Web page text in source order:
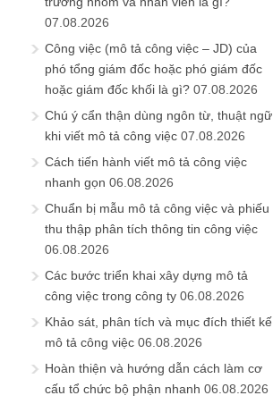
07.08.2026
Công việc (mô tả công việc – JD) của
phó tổng giám đốc hoặc phó giám đốc
hoặc giám đốc khối là gì? 07.08.2026
Chú ý cẩn thận dùng ngôn từ, thuật ngữ
khi viết mô tả công việc 07.08.2026
Cách tiến hành viết mô tả công việc
nhanh gọn 06.08.2026
Chuẩn bị mẫu mô tả công việc và phiếu
thu thập phân tích thông tin công việc
06.08.2026
Các bước triển khai xây dựng mô tả
công việc trong công ty 06.08.2026
Khảo sát, phân tích và mục đích thiết kế
mô tả công việc 06.08.2026
Hoàn thiện và hướng dẫn cách làm cơ
cấu tổ chức bộ phận nhanh 06.08.2026